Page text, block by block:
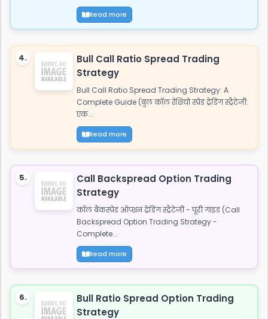
Read more
4.
Bull Call Ratio Spread Trading
Strategy
Bull Call Ratio Spread Trading Strategy: A
Complete Guide (बुल कॉल रेशियो स्प्रेड ट्रेडिंग स्ट्रैटेजी:
एक...
Read more
5.
Call Backspread Option Trading
Strategy
कॉल बैकस्प्रेड ऑप्शन ट्रेडिंग स्ट्रैटेजी - पूरी गाइड (Call
Backspread Option Trading Strategy -
Complete...
Read more
6.
Bull Ratio Spread Option Trading
Strategy